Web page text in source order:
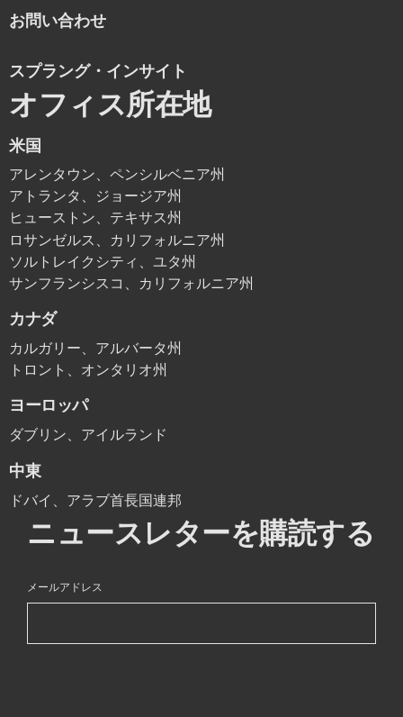
お問い合わせ
スプラング・インサイト
オフィス所在地
米国
アレンタウン、ペンシルベニア州
アトランタ、ジョージア州
ヒューストン、テキサス州
ロサンゼルス、カリフォルニア州
ソルトレイクシティ、ユタ州
サンフランシスコ、カリフォルニア州
カナダ
カルガリー、アルバータ州
トロント、オンタリオ州
ヨーロッパ
ダブリン、アイルランド
中東
ドバイ、アラブ首長国連邦
ニュースレターを購読する
メールアドレス